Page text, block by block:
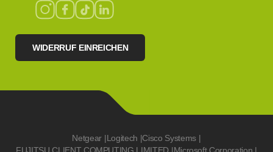
WIDERRUF EINREICHEN
Netgear |Logitech |Cisco Systems |